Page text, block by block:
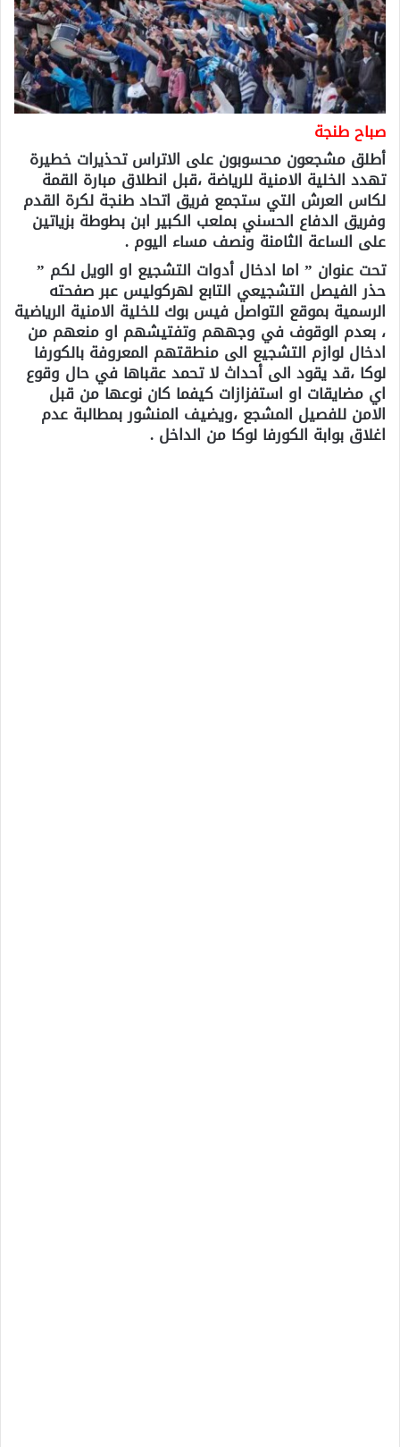
صباح طنجة
أطلق مشجعون محسوبون على الاتراس تحذيرات خطيرة
تهدد الخلية الامنية للرياضة ،قبل انطلاق مبارة القمة
لكاس العرش التي ستجمع فريق اتحاد طنجة لكرة القدم
وفريق الدفاع الحسني بملعب الكبير ابن بطوطة بزياتين
على الساعة الثامنة ونصف مساء اليوم .
تحت عنوان ” اما ادخال أدوات التشجيع او الويل لكم ”
حذر الفيصل التشجيعي التابع لهركوليس عبر صفحته
الرسمية بموقع التواصل فيس بوك للخلية الامنية الرياضية
، بعدم الوقوف في وجههم وتفتيشهم او منعهم من
ادخال لوازم التشجيع الى منطقتهم المعروفة بالكورفا
لوكا ،قد يقود الى أحداث لا تحمد عقباها في حال وقوع
اي مضايقات او استفزازات كيفما كان نوعها من قبل
الامن للفصيل المشجع ،ويضيف المنشور بمطالبة عدم
اغلاق بوابة الكورفا لوكا من الداخل .